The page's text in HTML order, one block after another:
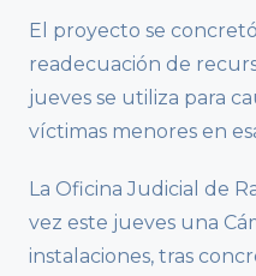
El proyecto se
readecuación de
jueves se utiliza para
víctimas menores en
La Oficina Judicial de
vez este jueves una
instalaciones, tras